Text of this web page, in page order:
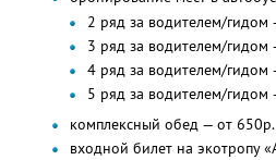
2 ряд за водителем/гидом
3 ряд за водителем/гидом
4 ряд за водителем/гидом
5 ряд за водителем/гидом
комплексный обед — от 650р.
входной билет на экотропу